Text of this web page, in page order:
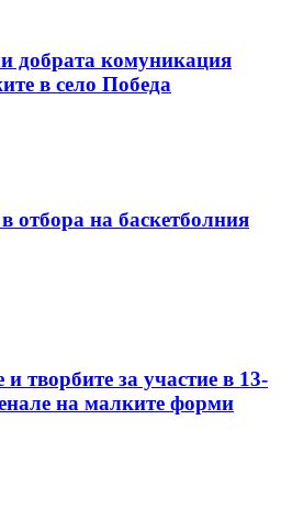
добрата комуникация
в село Победа
отбора на баскетболния
творбите за участие в 13-
на малките форми